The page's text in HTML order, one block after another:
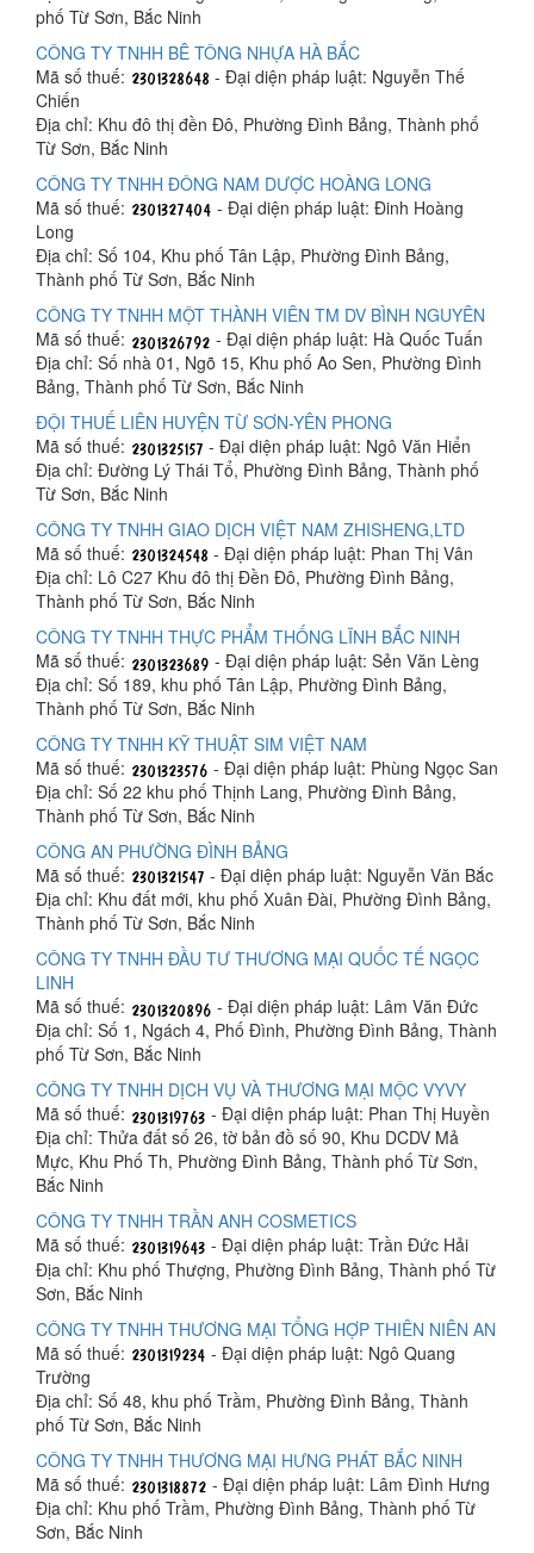
phố Từ Sơn, Bắc Ninh
CÔNG TY TNHH BÊ TÔNG NHỰA HÀ BẮC
Mã số thuế:
- Đại diện pháp luật: Nguyễn Thế
Chiến
Địa chỉ: Khu đô thị đền Đô, Phường Đình Bảng, Thành phố
Từ Sơn, Bắc Ninh
CÔNG TY TNHH ĐÔNG NAM DƯỢC HOÀNG LONG
Mã số thuế:
- Đại diện pháp luật: Đinh Hoàng
Long
Địa chỉ: Số 104, Khu phố Tân Lập, Phường Đình Bảng,
Thành phố Từ Sơn, Bắc Ninh
CÔNG TY TNHH MỘT THÀNH VIÊN TM DV BÌNH NGUYÊN
Mã số thuế:
- Đại diện pháp luật: Hà Quốc Tuấn
Địa chỉ: Số nhà 01, Ngõ 15, Khu phố Ao Sen, Phường Đình
Bảng, Thành phố Từ Sơn, Bắc Ninh
ĐỘI THUẾ LIÊN HUYỆN TỪ SƠN-YÊN PHONG
Mã số thuế:
- Đại diện pháp luật: Ngô Văn Hiển
Địa chỉ: Đường Lý Thái Tổ, Phường Đình Bảng, Thành phố
Từ Sơn, Bắc Ninh
CÔNG TY TNHH GIAO DỊCH VIỆT NAM ZHISHENG,LTD
Mã số thuế:
- Đại diện pháp luật: Phan Thị Vân
Địa chỉ: Lô C27 Khu đô thị Đền Đô, Phường Đình Bảng,
Thành phố Từ Sơn, Bắc Ninh
CÔNG TY TNHH THỰC PHẨM THỐNG LĨNH BẮC NINH
Mã số thuế:
- Đại diện pháp luật: Sẻn Văn Lèng
Địa chỉ: Số 189, khu phố Tân Lập, Phường Đình Bảng,
Thành phố Từ Sơn, Bắc Ninh
CÔNG TY TNHH KỸ THUẬT SIM VIỆT NAM
Mã số thuế:
- Đại diện pháp luật: Phùng Ngọc San
Địa chỉ: Số 22 khu phố Thịnh Lang, Phường Đình Bảng,
Thành phố Từ Sơn, Bắc Ninh
CÔNG AN PHƯỜNG ĐÌNH BẢNG
Mã số thuế:
- Đại diện pháp luật: Nguyễn Văn Bắc
Địa chỉ: Khu đất mới, khu phố Xuân Đài, Phường Đình Bảng,
Thành phố Từ Sơn, Bắc Ninh
CÔNG TY TNHH ĐẦU TƯ THƯƠNG MẠI QUỐC TẾ NGỌC
LINH
Mã số thuế:
- Đại diện pháp luật: Lâm Văn Đức
Địa chỉ: Số 1, Ngách 4, Phố Đình, Phường Đình Bảng, Thành
phố Từ Sơn, Bắc Ninh
CÔNG TY TNHH DỊCH VỤ VÀ THƯƠNG MẠI MỘC VYVY
Mã số thuế:
- Đại diện pháp luật: Phan Thị Huyền
Địa chỉ: Thửa đất số 26, tờ bản đồ số 90, Khu DCDV Mả
Mực, Khu Phố Th, Phường Đình Bảng, Thành phố Từ Sơn,
Bắc Ninh
CÔNG TY TNHH TRẦN ANH COSMETICS
Mã số thuế:
- Đại diện pháp luật: Trần Đức Hải
Địa chỉ: Khu phố Thượng, Phường Đình Bảng, Thành phố Từ
Sơn, Bắc Ninh
CÔNG TY TNHH THƯƠNG MẠI TỔNG HỢP THIÊN NIÊN AN
Mã số thuế:
- Đại diện pháp luật: Ngô Quang
Trường
Địa chỉ: Số 48, khu phố Trầm, Phường Đình Bảng, Thành
phố Từ Sơn, Bắc Ninh
CÔNG TY TNHH THƯƠNG MẠI HƯNG PHÁT BẮC NINH
Mã số thuế:
- Đại diện pháp luật: Lâm Đình Hưng
Địa chỉ: Khu phố Trầm, Phường Đình Bảng, Thành phố Từ
Sơn, Bắc Ninh